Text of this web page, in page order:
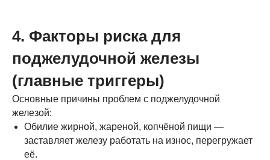
4. Факторы риска для
поджелудочной железы
(главные триггеры)
Основные причины проблем с поджелудочной
железой:
Обилие жирной, жареной, копчёной пищи —
заставляет железу работать на износ, перегружает
её.